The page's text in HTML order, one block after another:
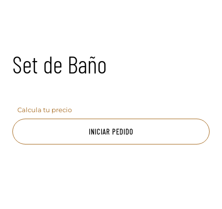
Set de Baño
Calcula tu precio
INICIAR PEDIDO